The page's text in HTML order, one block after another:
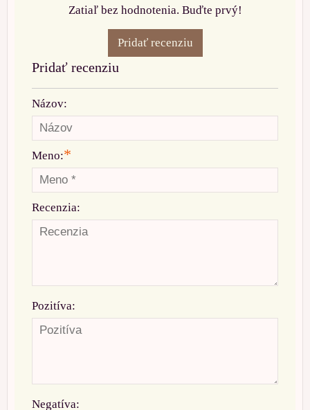
Zatiaľ bez hodnotenia. Buďte prvý!
Pridať recenziu
Pridať recenziu
Názov:
Meno:*
Recenzia:
Pozitíva:
Negatíva: